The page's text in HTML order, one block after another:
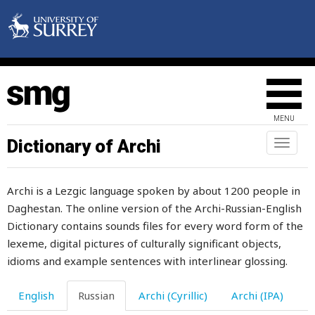
MENU
Toggle
Dictionary of Archi
Archi is a Lezgic language spoken by about 1200 people in
Daghestan. The online version of the Archi-Russian-English
Dictionary contains sounds files for every word form of the
lexeme, digital pictures of culturally significant objects,
idioms and example sentences with interlinear glossing.
English Russian Archi (Cyrillic) Archi (IPA)
вероятность
верхний
вершина
вес
веселиться
весело
веселый